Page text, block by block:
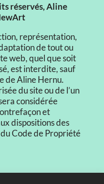
réservés, Aline
représentation,
de tout ou
web, quel que soit
est interdite, sauf
de Aline Hernu.
du site ou de l’un
considérée
et
dispositions des
Code de Propriété